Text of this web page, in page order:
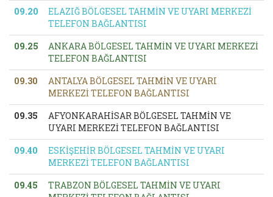
09.20
ELAZIĞ BÖLGESEL TAHMİN VE UYARI MERKEZİ
TELEFON BAĞLANTISI
09.25
ANKARA BÖLGESEL TAHMİN VE UYARI MERKEZİ
TELEFON BAĞLANTISI
09.30
ANTALYA BÖLGESEL TAHMİN VE UYARI
MERKEZİ TELEFON BAĞLANTISI
09.35
AFYONKARAHİSAR BÖLGESEL TAHMİN VE
UYARI MERKEZİ TELEFON BAĞLANTISI
09.40
ESKİŞEHİR BÖLGESEL TAHMİN VE UYARI
MERKEZİ TELEFON BAĞLANTISI
09.45
TRABZON BÖLGESEL TAHMİN VE UYARI